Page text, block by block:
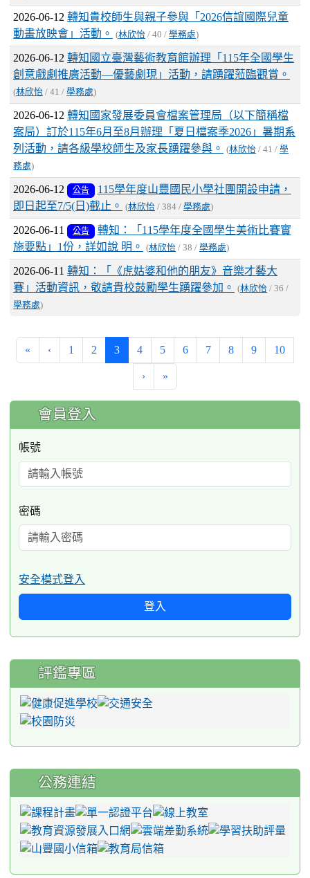
2026-06-12 轉知貴校師生與親子參與「2026信誼國際兒童
動畫放映會」活動。
(林欣怡 / 40 / 學務處)
2026-06-12 轉知國立臺灣藝術教育館辦理「115年全國學生
創意戲劇推廣活動—優藝劇現」活動，請踴躍蒞臨觀賞。
(林欣怡 / 41 / 學務處)
2026-06-12 轉知國家發展委員會檔案管理局（以下簡稱檔
案局）訂於115年6月至8月辦理「夏日檔案季2026」暑期系
列活動，請各級學校師生及家長踴躍參與。
(林欣怡 / 41 / 學
務處)
2026-06-12 公告
115學年度山豐國民小學社團開設申請，
即日起至7/5(日)截止。
(林欣怡 / 384 / 學務處)
2026-06-11 公告
轉知：「115學年度全國學生美術比賽實
施要點」1份，詳如說 明。
(林欣怡 / 38 / 學務處)
2026-06-11 轉知：「《虎姑婆和他的朋友》音樂才藝大
賽」活動資訊，敬請貴校鼓勵學生踴躍參加。
(林欣怡 / 36 /
學務處)
« ‹ 1 2 3(current)
4 5 6 7 8 9 10
› »
:::
會員登入
帳號
密碼
安全模式登入
登入
評鑑專區
公務連結